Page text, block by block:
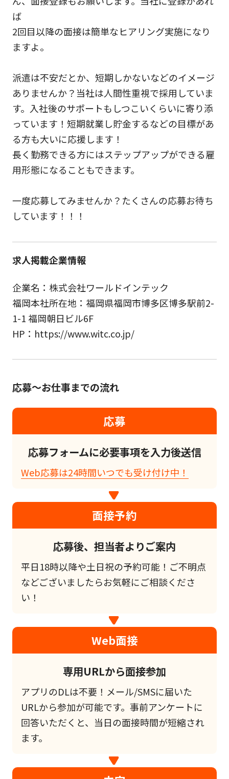
ば
2回目以降の面接は簡単なヒアリング実施になり
ますよ。
派遣は不安だとか、短期しかないなどのイメージ
ありませんか？当社は人間性重視で採用していま
す。入社後のサポートもしつこいくらいに寄り添
っています！短期就業し貯金するなどの目標があ
る方も大いに応援します！
長く勤務できる方にはステップアップができる雇
用形態になることもできます。
一度応募してみませんか？たくさんの応募お待ち
しています！！！
求人掲載企業情報
企業名：株式会社ワールドインテック
福岡本社所在地：福岡県福岡市博多区博多駅前2-
1-1 福岡朝日ビル6F
HP：https://www.witc.co.jp/
応募～お仕事までの流れ
応募
応募フォームに必要事項を入力後送信
Web応募は24時間いつでも受け付け中！
面接予約
応募後、担当者よりご案内
平日18時以降や土日祝の予約可能！ご不明点
などございましたらお気軽にご相談くださ
い！
Web面接
専用URLから面接参加
アプリのDLは不要！メール/SMSに届いた
URLから参加が可能です。事前アンケートに
回答いただくと、当日の面接時間が短縮され
ます。